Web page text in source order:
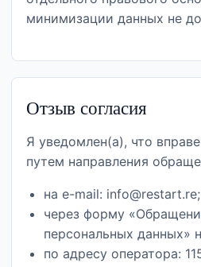
минимизации данных не
Отзыв согласия
Я уведомлен(а), что
путем направления
на e-mail: info@restart.re;
через форму
персональных данных»
по адресу оператора: